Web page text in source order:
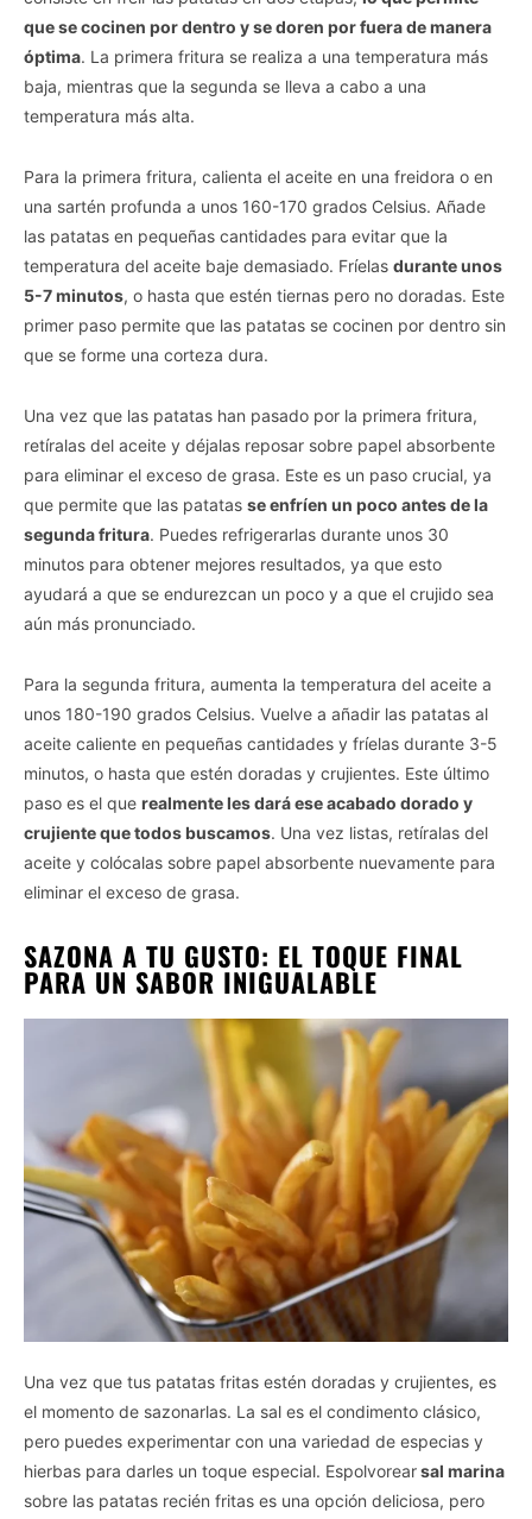
que se cocinen por dentro y se doren por fuera de manera
óptima. La primera fritura se realiza a una temperatura más
baja, mientras que la segunda se lleva a cabo a una
temperatura más alta.
Para la primera fritura, calienta el aceite en una freidora o en
una sartén profunda a unos 160-170 grados Celsius. Añade
las patatas en pequeñas cantidades para evitar que la
temperatura del aceite baje demasiado. Fríelas durante unos
5-7 minutos, o hasta que estén tiernas pero no doradas. Este
primer paso permite que las patatas se cocinen por dentro sin
que se forme una corteza dura.
Una vez que las patatas han pasado por la primera fritura,
retíralas del aceite y déjalas reposar sobre papel absorbente
para eliminar el exceso de grasa. Este es un paso crucial, ya
que permite que las patatas se enfríen un poco antes de la
segunda fritura. Puedes refrigerarlas durante unos 30
minutos para obtener mejores resultados, ya que esto
ayudará a que se endurezcan un poco y a que el crujido sea
aún más pronunciado.
Para la segunda fritura, aumenta la temperatura del aceite a
unos 180-190 grados Celsius. Vuelve a añadir las patatas al
aceite caliente en pequeñas cantidades y fríelas durante 3-5
minutos, o hasta que estén doradas y crujientes. Este último
paso es el que realmente les dará ese acabado dorado y
crujiente que todos buscamos. Una vez listas, retíralas del
aceite y colócalas sobre papel absorbente nuevamente para
eliminar el exceso de grasa.
SAZONA A TU GUSTO: EL TOQUE FINAL
PARA UN SABOR INIGUALABLE
Una vez que tus patatas fritas estén doradas y crujientes, es
el momento de sazonarlas. La sal es el condimento clásico,
pero puedes experimentar con una variedad de especias y
hierbas para darles un toque especial. Espolvorearsal marina
sobre las patatas recién fritas es una opción deliciosa, pero